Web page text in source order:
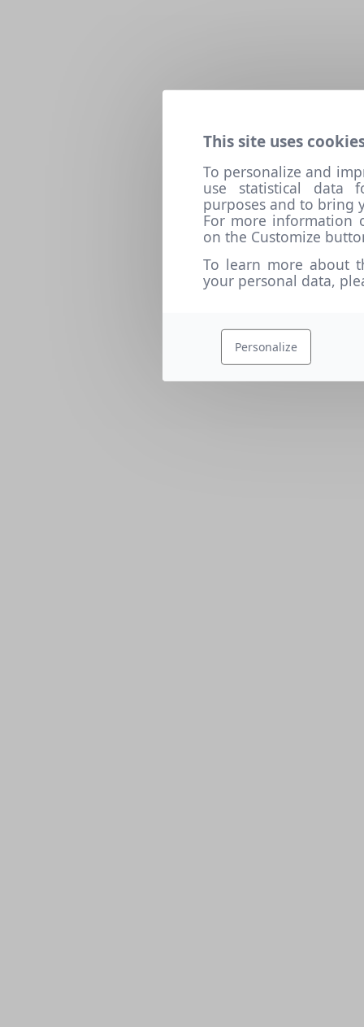
This site uses
To personalize and
use statistical data
purposes and to bring
For more information
on the Customize
To learn more about
your personal data,
Personalize